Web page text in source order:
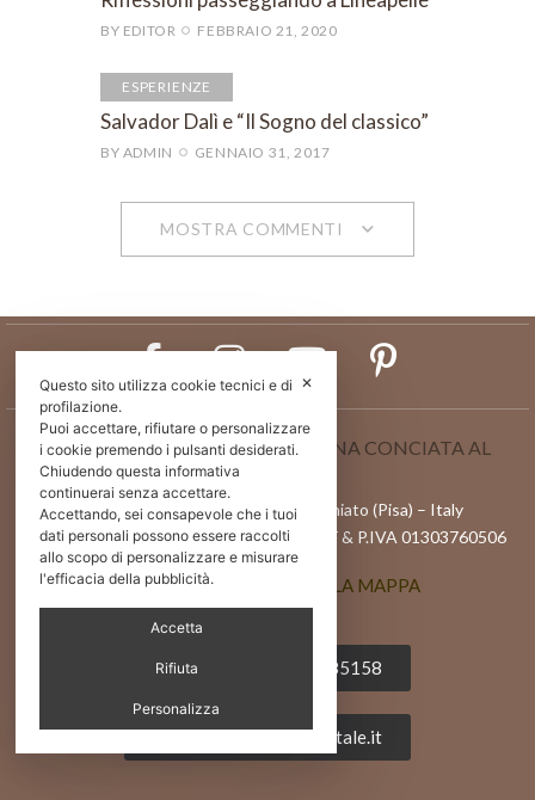
BY EDITOR FEBBRAIO 21, 2020
ESPERIENZE
Salvador Dalì e “Il Sogno del classico”
BY ADMIN GENNAIO 31, 2017
MOSTRA COMMENTI
CONSORZIO VERA PELLE ITALIANA CONCIATA AL
VEGETALE
Via l Maggio 82/84, 56028 – San Miniato (Pisa) – Italy
Reg.Imprese di Pisa n. 01303760506 | C.F & P.IVA 01303760506
APRI POSIZIONE SULLA MAPPA
Tel 0039 0571 485158
info@pellealvegetale.it
✕
Questo sito utilizza cookie tecnici e di
profilazione.
Puoi accettare, rifiutare o personalizzare
i cookie premendo i pulsanti desiderati.
Chiudendo questa informativa
continuerai senza accettare.
Accettando, sei consapevole che i tuoi
dati personali possono essere raccolti
allo scopo di personalizzare e misurare
l'efficacia della pubblicità.
Accetta
Rifiuta
Personalizza